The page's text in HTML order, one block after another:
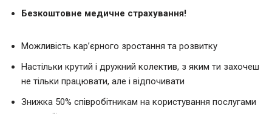
Безкоштовне медичне страхування!
Можливість кар’єрного зростання та розвитку
Настільки крутий і дружний колектив, з яким ти захочеш
не тільки працювати, але і відпочивати
Знижка 50% співробітникам на користування послугами